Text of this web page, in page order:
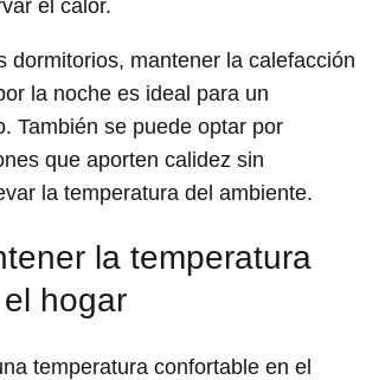
el calor.
dormitorios, mantener la calefacción
la noche es ideal para un
También se puede optar por
que aporten calidez sin
la temperatura del ambiente.
la temperatura
hogar
temperatura confortable en el